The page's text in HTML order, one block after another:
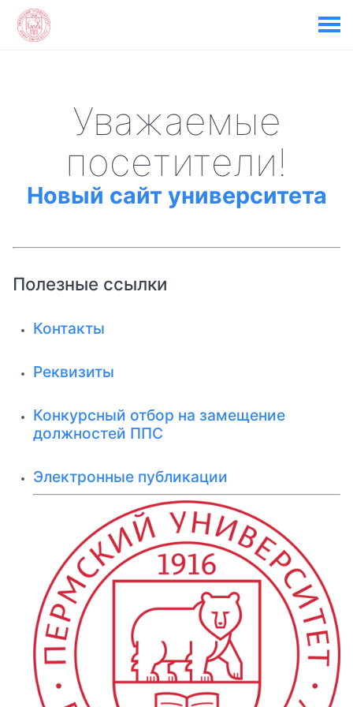
Уважаемые
посетители!
Новый сайт университета
Полезные ссылки
Контакты
Реквизиты
Конкурсный отбор на замещение
должностей ППС
Электронные публикации